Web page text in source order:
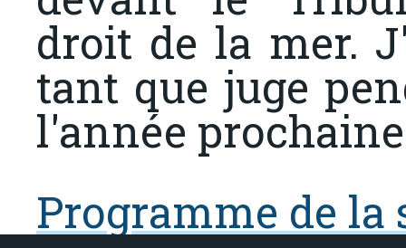
droit de la mer.
tant que juge
l'année
Programme de la